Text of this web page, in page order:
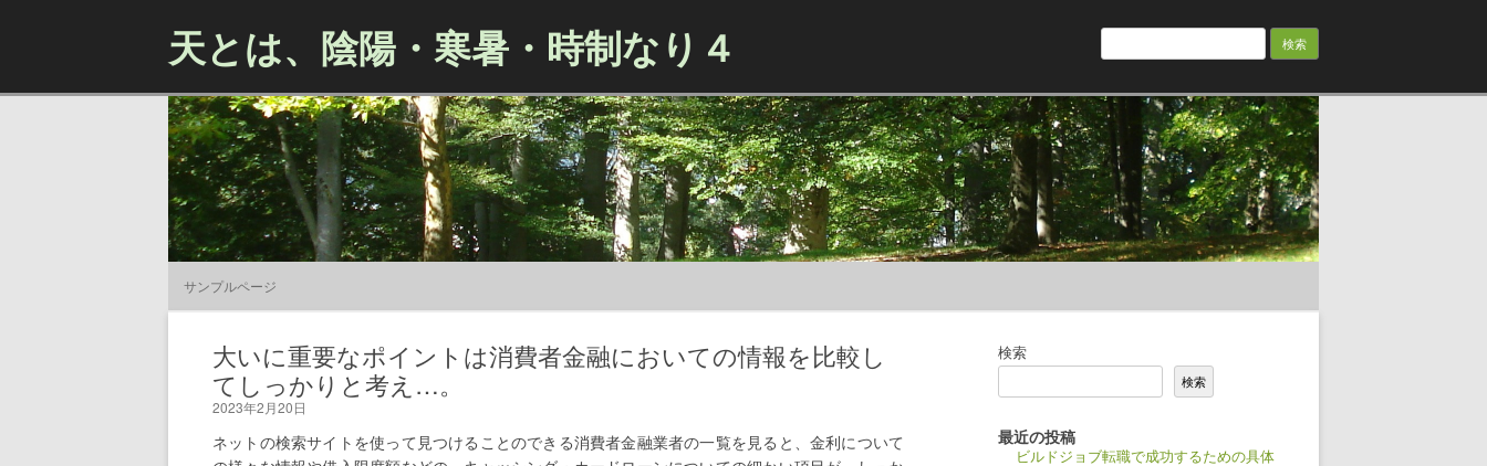
天とは、陰陽・寒暑・時制なり４ 検
サンプルページ
大いに重要なポイントは消費者金融においての情報を比較し
てしっかりと考え…。
2023年2月20日
ネットの検索サイトを使って見つけることのできる消費者金融業者の一覧を見ると、金利について
検索
検索
最近の投稿
ビルドジョブ転職で成功するための具体